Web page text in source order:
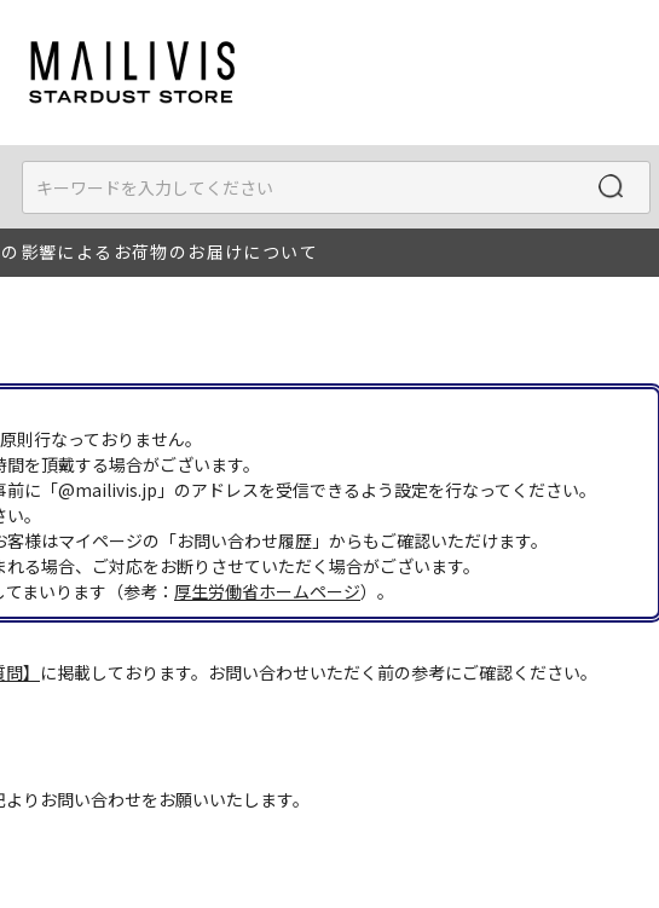
影響によるお荷物のお届けについて
行なっておりません。
を頂戴する場合がございます。
に「@mailivis.jp」のアドレスを受信できるよう設定を行なってください。
。
様はマイページの「お問い合わせ履歴」からもご確認いただけます。
る場合、ご対応をお断りさせていただく場合がございます。
まいります（参考： 厚生労働省ホームページ）。
】 に掲載しております。お問い合わせいただく前の参考にご確認ください。
りお問い合わせをお願いいたします。